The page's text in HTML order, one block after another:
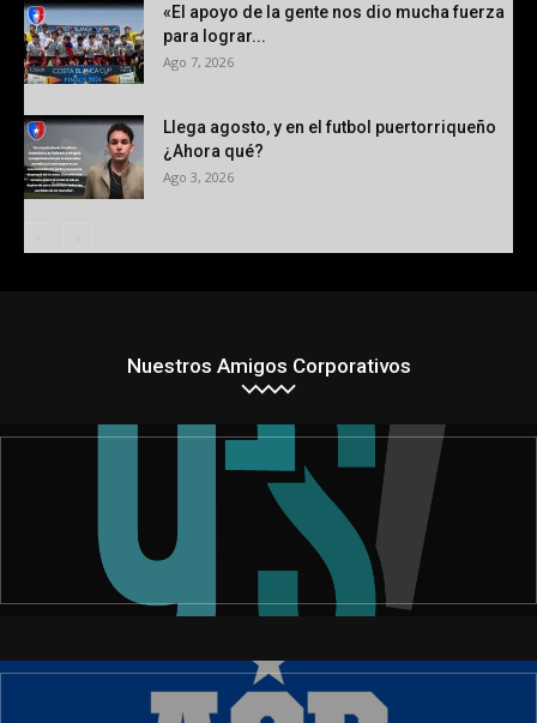
«El apoyo de la gente nos dio mucha fuerza
para lograr...
Ago 7, 2026
Llega agosto, y en el futbol puertorriqueño
¿Ahora qué?
Ago 3, 2026
Nuestros Amigos Corporativos